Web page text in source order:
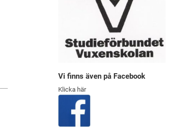
Vi finns även på Facebook
Klicka här